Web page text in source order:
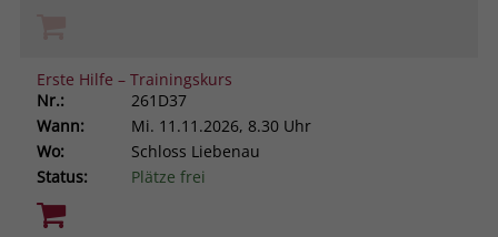
Erste Hilfe – Trainingskurs
Nr.:
261D37
Wann:
Mi. 11.11.2026, 8.30 Uhr
Wo:
Schloss Liebenau
Status:
Plätze frei